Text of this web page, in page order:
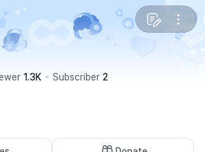
1.3K Subscriber 2